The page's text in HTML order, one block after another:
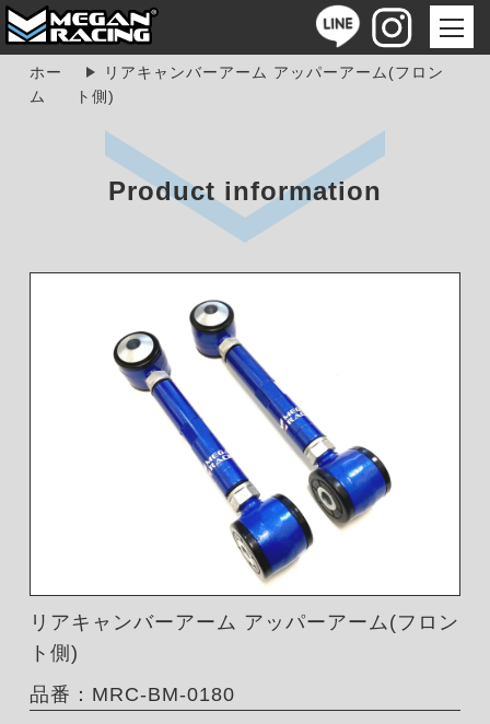
ホー
ム
リアキャンバーアーム アッパーアーム(フロン
ト側)
Product information
リアキャンバーアーム アッパーアーム(フロン
ト側)
品番：MRC-BM-0180